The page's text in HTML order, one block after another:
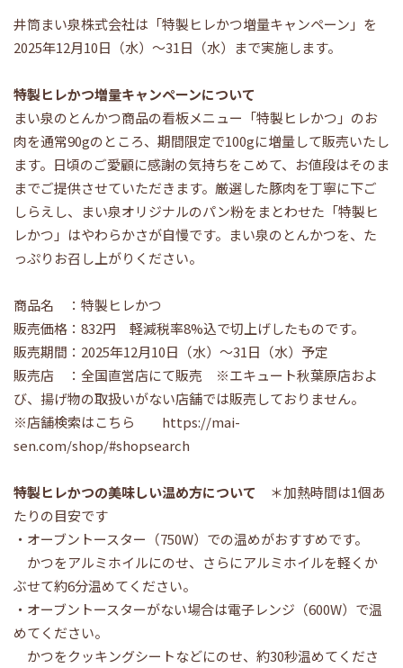
井筒まい泉株式会社は「特製ヒレかつ増量キャンペーン」を
2025年12月10日（水）～31日（水）まで実施します。
特製ヒレかつ増量キャンペーンについて
まい泉のとんかつ商品の看板メニュー「特製ヒレかつ」のお
肉を通常90gのところ、期間限定で100gに増量して販売いたし
ます。日頃のご愛顧に感謝の気持ちをこめて、お値段はそのま
までご提供させていただきます。厳選した豚肉を丁寧に下ご
しらえし、まい泉オリジナルのパン粉をまとわせた「特製ヒ
レかつ」はやわらかさが自慢です。まい泉のとんかつを、た
っぷりお召し上がりください。
商品名 ：特製ヒレかつ
販売価格：832円 軽減税率8%込で切上げしたものです。
販売期間：2025年12月10日（水）～31日（水）予定
販売店 ：全国直営店にて販売 ※エキュート秋葉原店およ
び、揚げ物の取扱いがない店舗では販売しておりません。
※店舗検索はこちら https://mai-
sen.com/shop/#shopsearch
特製ヒレかつの美味しい温め方について ＊加熱時間は1個あ
たりの目安です
・オーブントースター（750W）での温めがおすすめです。
かつをアルミホイルにのせ、さらにアルミホイルを軽くか
ぶせて約6分温めてください。
・オーブントースターがない場合は電子レンジ（600W）で温
めてください。
かつをクッキングシートなどにのせ、約30秒温めてくださ